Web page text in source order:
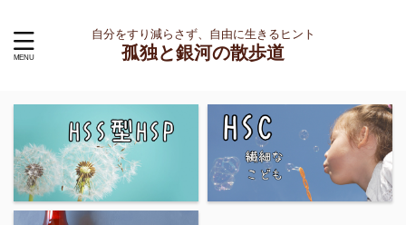
自分をすり減らさず、自由に生きるヒント
孤独と銀河の散歩道